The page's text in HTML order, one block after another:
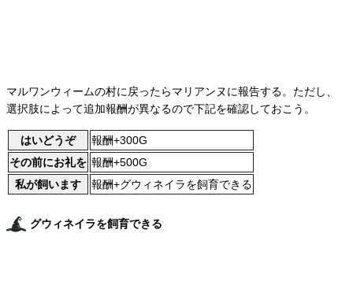
マルワンウィームの村に戻ったらマリアンヌに報告する。ただし、
選択肢によって追加報酬が異なるので下記を確認しておこう。
はいどうぞ
報酬+300G
その前にお礼を 報酬+500G
私が飼います
報酬+グウィネイラを飼育できる
グウィネイラを飼育できる